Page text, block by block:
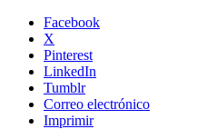
Facebook
X
Pinterest
LinkedIn
Tumblr
Correo electrónico
Imprimir